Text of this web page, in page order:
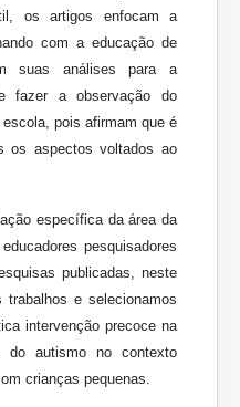
os artigos enfocam a
com a educação de
suas análises para a
fazer a observação do
pois afirmam que é
os aspectos voltados ao
específica da área da
pesquisadores
publicadas, neste
e selecionamos
intervenção precoce na
do autismo no contexto
crianças pequenas.